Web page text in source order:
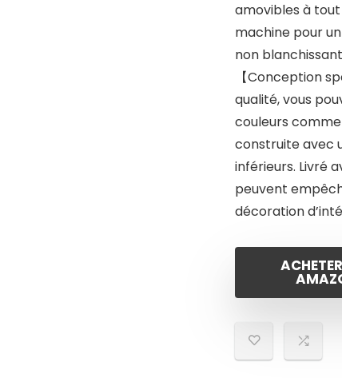
amovibles à
machine pour
non
【Conception
qualité, vous
couleurs comme
construite avec
inférieurs. Livré
peuvent
décoration